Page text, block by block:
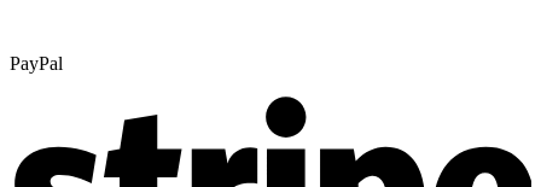
PayPal